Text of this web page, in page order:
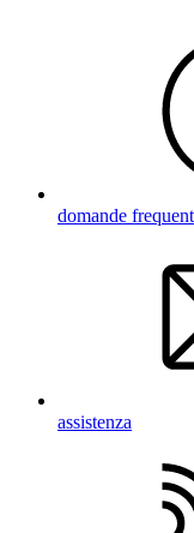
domande
assistenza